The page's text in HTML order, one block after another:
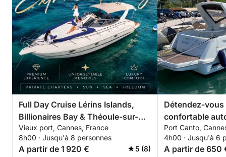
Full Day Cruise Lérins Islands,
Billionaires Bay & Théoule-sur-
Mer
Vieux port, Cannes, France
8h00 · Jusqu'à 8 personnes
A partir de 1 920 € 5 (8)
Détendez-
confortable
Lerins pour 4
discount pour
Port Canto,
4h00 · Jusqu'à 6
A partir de 650